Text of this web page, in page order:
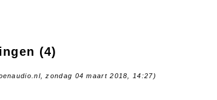
(4)
zondag 04 maart 2018, 14:27)